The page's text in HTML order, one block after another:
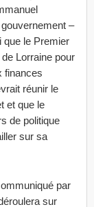
–
que le Premier
Lorraine pour
finances
réunir le
et que le
de politique
sur sa
par
sur